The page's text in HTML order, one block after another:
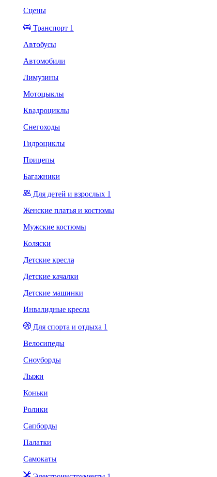
Сцены
Транспорт 1
Автобусы
Автомобили
Лимузины
Мотоцыклы
Квадроциклы
Снегоходы
Гидроциклы
Прицепы
Багажники
Для детей и взрослых 1
Женские платья и костюмы
Мужские костюмы
Коляски
Детские кресла
Детские качалки
Детские машинки
Инвалидные кресла
Для спорта и отдыха 1
Велосипеды
Сноуборды
Лыжи
Коньки
Ролики
Сапборды
Палатки
Самокаты